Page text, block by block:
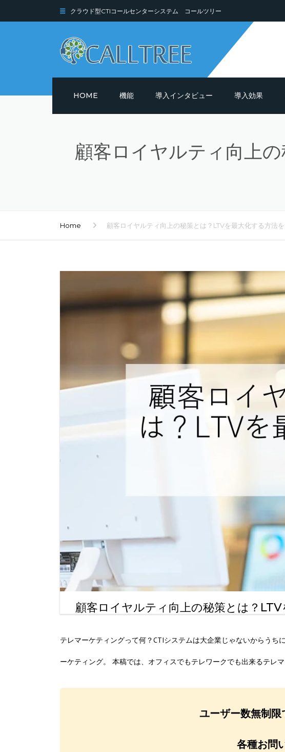
クラウド型CTIコールセンターシステム コールツリー
HOME 機能
セキュリティ
導入インタビュー 導入効果
導入効果シュミレ
導入の前におさ
顧客ロイヤルティ向上
Home 顧客ロイヤルティ向上の秘策とは？LTVを最大化する方法を
顧客ロイヤルティ向上の秘策とは？LTV
テレマーケティングって何？CTIシステムは大企業じゃないからう
ーケティング。 本稿では、オフィスでもテレワークでも出来るテレ
ユーザー数無制限
各種お問